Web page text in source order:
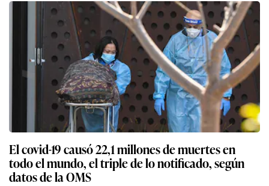
El covid-19 causó 22,1 millones de muertes en
todo el mundo, el triple de lo notificado, según
datos de la OMS